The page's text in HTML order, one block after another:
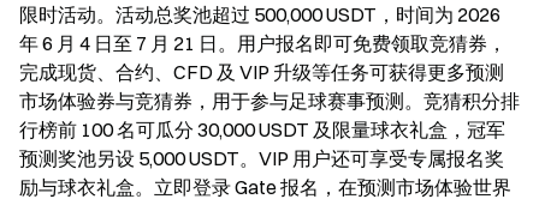
限时活动。活动总奖池超过 500,000 USDT，时间为 2026
年 6 月 4 日至 7 月 21 日。用户报名即可免费领取竞猜券，
完成现货、合约、CFD 及 VIP 升级等任务可获得更多预测
市场体验券与竞猜券，用于参与足球赛事预测。竞猜积分排
行榜前 100 名可瓜分 30,000 USDT 及限量球衣礼盒，冠军
预测奖池另设 5,000 USDT。VIP 用户还可享受专属报名奖
励与球衣礼盒。立即登录 Gate 报名，在预测市场体验世界